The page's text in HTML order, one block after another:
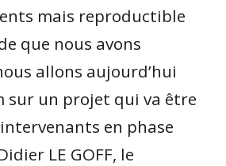
mais reproductible
que nous avons
allons aujourd’hui
sur un projet qui va être
en phase
LE GOFF, le